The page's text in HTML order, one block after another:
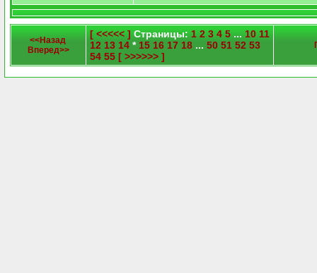
<<Назад
Вперед>>
[ <<<<< ] Страницы: 1 2 3 4 5 ... 10 11
12 13 14 * 15 16 17 18 ... 50 51 52 53
54 55 [ >>>>>> ]